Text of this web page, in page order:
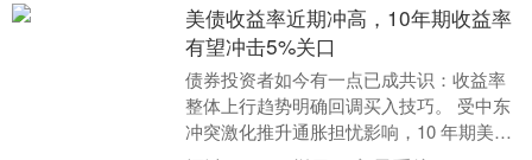
美债收益率近期冲高，10年期收益率
有望冲击5%关口
债券投资者如今有一点已成共识：收益率
整体上行趋势明确回调买入技巧。 受中东
冲突激化推升通胀担忧影响，10 年期美国